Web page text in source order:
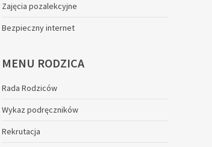
Zajęcia pozalekcyjne
Bezpieczny internet
MENU RODZICA
Rada Rodziców
Wykaz podręczników
Rekrutacja